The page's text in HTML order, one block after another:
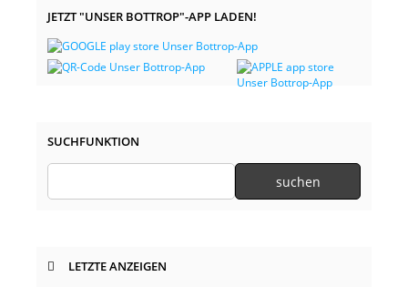
JETZT "UNSER BOTTROP"-APP LADEN!
SUCHFUNKTION
LETZTE ANZEIGEN